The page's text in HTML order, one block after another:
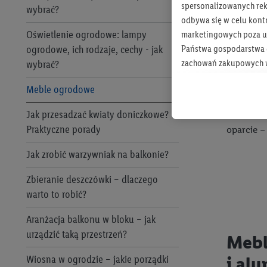
wybrać?
Oświetlenie ogrodowe: lampy
ogrodowe, ich rodzaje, cechy - jak
wybrać?
Meble ogrodowe
Jak przesadzać kwiaty doniczkowe?
Praktyczne porady
Jak zrobić warzywniak na balkonie?
Zbieranie deszczówki – dlaczego
warto to robić?
Aranżacja balkonu w bloku – jak
urządzić taką przestrzeń?
Wiosna w ogrodzie – jakie porządki
sił,
czasu i
oparcie
spersonalizowanych
odbywa się w celu
marketingowych poza
Państwa
zachowań zakupowych
Tworzenie
usług. Obejmuje to
informacji z konta
urządzenia końcowe i
końcowych w celu
Jeśli użytkownik
Lidl Plus, możemy
wymienionych